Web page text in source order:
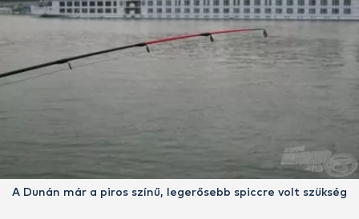
A Dunán már a piros színű, legerősebb spiccre volt szükség